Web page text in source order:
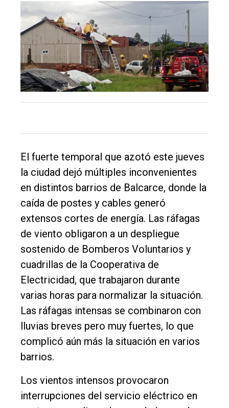
El
único
DIARIO
Balcarce
Inicio
General
Política
Cultura
Entrevistas
Rural
Deportes
Fúnebres
Edición
Empresa
Nosotros
Contacto
El fuerte temporal que azotó este jueves
la ciudad dejó múltiples inconvenientes
en distintos barrios de Balcarce, donde la
caída de postes y cables generó
extensos cortes de energía. Las ráfagas
de viento obligaron a un despliegue
sostenido de Bomberos Voluntarios y
cuadrillas de la Cooperativa de
Electricidad, que trabajaron durante
varias horas para normalizar la situación.
Las ráfagas intensas se combinaron con
lluvias breves pero muy fuertes, lo que
complicó aún más la situación en varios
barrios.
Los vientos intensos provocaron
interrupciones del servicio eléctrico en